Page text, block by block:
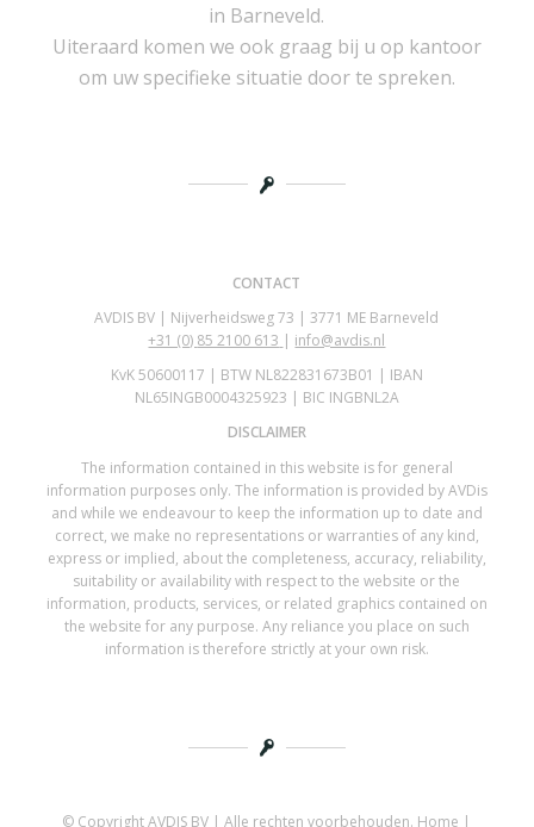
in Barneveld.
Uiteraard komen we ook graag bij u op kantoor
om uw specifieke situatie door te spreken.
CONTACT
AVDIS BV | Nijverheidsweg 73 | 3771 ME Barneveld
+31 (0) 85 2100 613 | info@avdis.nl
KvK 50600117 | BTW NL822831673B01 | IBAN
NL65INGB0004325923 | BIC INGBNL2A
DISCLAIMER
The information contained in this website is for general
information purposes only. The information is provided by AVDis
and while we endeavour to keep the information up to date and
correct, we make no representations or warranties of any kind,
express or implied, about the completeness, accuracy, reliability,
suitability or availability with respect to the website or the
information, products, services, or related graphics contained on
the website for any purpose. Any reliance you place on such
information is therefore strictly at your own risk.
© Copyright AVDIS BV | Alle rechten voorbehouden. Home |